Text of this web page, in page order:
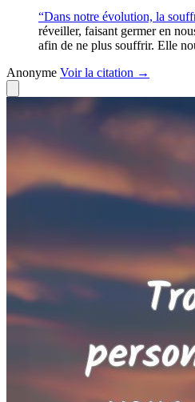
“Dans notre évolution, la
réveiller, faisant germer en
afin de ne plus souffrir. Elle
Anonyme Voirla citation →